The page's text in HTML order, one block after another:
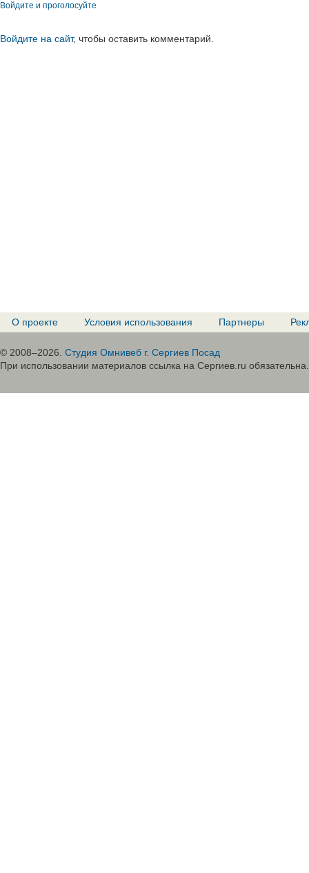
Войдите и проголосуйте
Войдите на сайт, чтобы оставить комментарий.
О проекте Условия использования Партнеры
© 2008–2026. Студия Омнивеб г. Сергиев Посад
При использовании материалов ссылка на Сергиев.ru обязательна.